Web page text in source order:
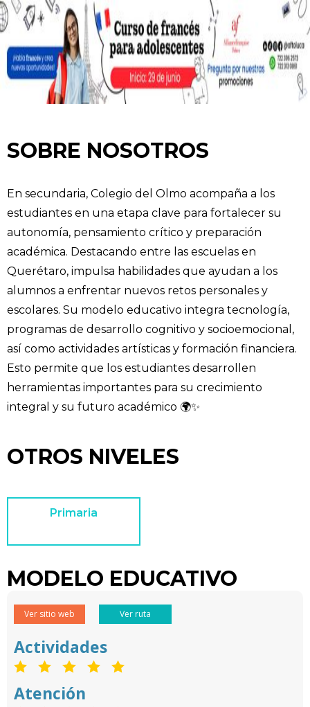
SOBRE NOSOTROS
En secundaria, Colegio del Olmo acompaña a los
estudiantes en una etapa clave para fortalecer su
autonomía, pensamiento crítico y preparación
académica. Destacando entre las escuelas en
Querétaro, impulsa habilidades que ayudan a los
alumnos a enfrentar nuevos retos personales y
escolares. Su modelo educativo integra tecnología,
programas de desarrollo cognitivo y socioemocional,
así como actividades artísticas y formación financiera.
Esto permite que los estudiantes desarrollen
herramientas importantes para su crecimiento
integral y su futuro académico 🌍✨
OTROS NIVELES
Primaria
MODELO EDUCATIVO
Ver sitio web Ver ruta
Actividades
Atención